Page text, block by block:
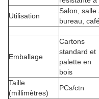
Utilisation
Salon, salle
bureau,
Emballage
Cartons
standard et
palette en
bois
Taille
(millimètres)
PCs/ctn